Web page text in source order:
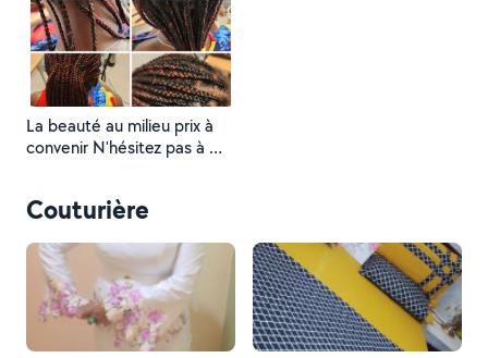
La beauté au milieu prix à
convenir N'hésitez pas à me
Couturière